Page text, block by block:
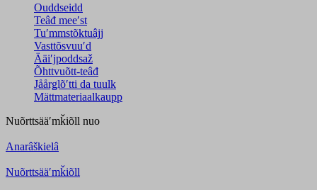
Ouddseidd
Teâđ meeʹst
Tuʹmmstõktuâjj
Vasttõsvuuʹd
Ääiʹjpoddsaž
Õhttvuõtt-teâđ
Jåårǥlõʹtti da tuulk
Mättmateriaalkaupp
Nuõrttsääʹmǩiõll nuo
Anarâškielâ
Nuõrttsääʹmǩiõll